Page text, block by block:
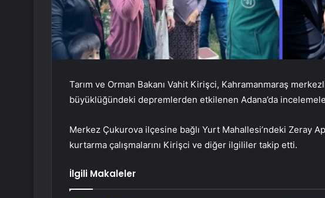
Tarım ve Orman Bakanı Vahit Kirişci, Kahramanmaraş
büyüklüğündeki depremlerden etkilenen Adana’da
Merkez Çukurova ilçesine bağlı Yurt Mahallesi’ndeki Zeray
kurtarma çalışmalarını Kirişci ve diğer ilgililer takip etti.
İlgili Makaleler